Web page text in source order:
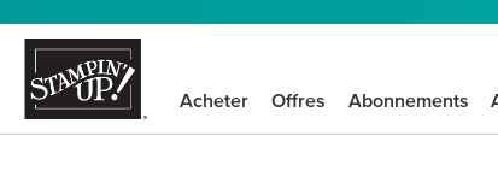
Acheter Offres Abonnements